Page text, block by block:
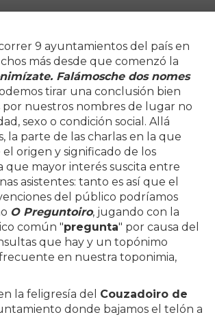
9 ayuntamientos del país en
más desde que comenzó la
Falámosche dos nomes
tirar una conclusión bien
por nuestros nombres de lugar no
sexo o condición social. Allá
la parte de las charlas en la que
origen y significado de los
que mayor interés suscita entre
asistentes: tanto es así que el
del público podríamos
O Preguntoiro, jugando con la
común "pregunta" por causa del
que hay y un topónimo
en nuestra toponimia,
la feligresía del Couzadoiro de
donde bajamos el telón a